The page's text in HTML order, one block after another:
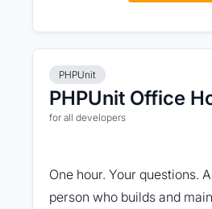
PHPUnit
PHPUnit Office
for all developers
One hour. Your questions.
person who builds and